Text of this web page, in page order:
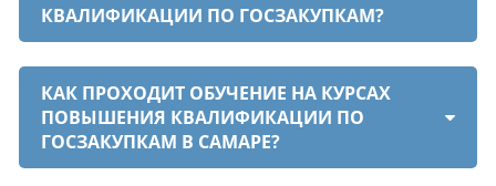
КВАЛИФИКАЦИИ ПО ГОСЗАКУПКАМ?
КАК ПРОХОДИТ ОБУЧЕНИЕ НА КУРСАХ
ПОВЫШЕНИЯ КВАЛИФИКАЦИИ ПО
ГОСЗАКУПКАМ В САМАРЕ?